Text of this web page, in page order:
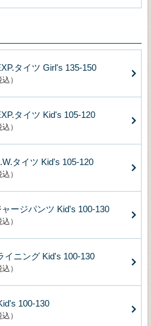
タイツ Girl's 135-150
）
タイツ Kid's 105-120
）
タイツ Kid's 105-120
）
ージパンツ Kid's 100-130
）
イニング Kid's 100-130
）
100-130
）